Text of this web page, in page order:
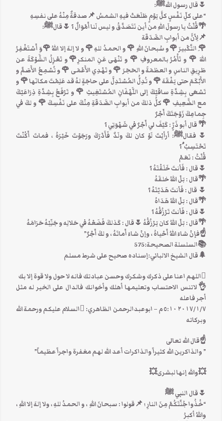
🌷قال رسول اللهﷺ:
“على كلِّ نَفْسٍ كلَّ يَوْمٍ طَلَعَتْ فيهِ الشمسُ 📌صدقةٌ مِنْهُ على نفسِهِ
🌴قُلْتُ يا رسولَ اللهِ من أين نَتَصَدَّقُ و ليس لَنا أَمْوَالٌ ؟ 🌷قالﷺ:
📌لِأنَّ من أبوابِ الصَّدَقَة
🌹ِ التَّكْبيرَ 🌹و سُبحانَ اللهِ 🌹 و الحمدُ للهِ 🌹 و لا إلهَ إلا اللهُ 🌹وَ أَسْتَغْفِرُ
اللهَ 🌹 و تَأْمُرُ بالمعروفِ 🌹 و تَنْهَى عَنِ المنكرِ🌹و تَعْزِلُ الشَّوْكَةَ عن
طَرِيقِ الناسِ و العظمَةَ و الحَجَرَ 🌹 و تَهْدِي الأَعْمَى 🌹 و تُسْمِعُ الأَصَمَّ و
الأَبْكَمَ حتى يَفْقَهَ 🌹 و تُدِلُّ المُسْتَدِلَّ على حاجَةٍ لهُ قد عَلِمْتَ مكانَها 🌹 و
تَسْعَى بِشِدَّةِ ساقَيْكَ إلى اللَّهْفَانِ المُسْتَغِيثِ 🌹 و تَرْفَعُ بِشِدَّةِ ذِرَاعَيْكَ
مع الضَّعِيفِ 🌹 كلُّ ذلكَ من أبوابِ الصَّدَقَةِ مِنْكَ على نَفْسِكَ 🌹 و لكَ في
جِماعِكَ زَوْجَتَكَ أَجْرٌ
🌴 قال أبو ذَرٍّ : كَيْفَ لي أَجْرٌ في شَهْوَتِي ؟
🌷فقالﷺ: أرأيْتَ لَوْ كان لكَ ولَدٌ فَأَدْرَكَ ورَجَوْتَ خَيْرَهُ ، فماتَ أَكُنْتَ
تَحْتَسِبُ ُ؟
قُلْتُ : نَعَمْ
🌷قال : فَأنتَ خَلَقْتَهُ ؟
🌴قال : بَلْ اللهُ خلقَهُ
🌷 قال : فَأنتَ هَدَيْتَهُ ؟
🌴قال : بَلْ اللهُ هَدَاهُ
🌷قال : فَأنتَ تَرْزُقُهُ ؟
🌴قال : بَلْ اللهُ كان يَرْزُقُهُ 🌷قال : كَذلكَ فَضَعْهُ في حَلالِه و جَنِّبْهُ حَرَامَهُ
☝فإنْ شاءَ اللهُ أَحْياهُ ، وإنْ شاءَ أَماتَهُ ، و لكَ أَجْرٌ”
📚السلسلة الصحيحة:575
🌲قال الشيخ الالباني:إسناده صحيح على شرط مسلم
اللهم اعنا على ذكرك وشكرك وحسن عبادتك فانه لا حول ولا قوة إلا بك
👌لاتنس الاحتساب وتعليمها أهلك وأخوانك فالدال على الخير له مثل
أجر فاعله
٧‏/١‏/٢٠١٧ ٥:١٠ م – ابوعبدالرحمن الظاهري: السلام عليكم ورحمة الله
وبركاته
☝قال الله تعالى
” والذاكرين الله كثيراً والذاكرات أعد الله لهم مغفرة واجراً عظيماً”
💥والله إنها لبشرى💥
🌷قال النبي ﷺ
“خُذُوا جُنَّتَكُمْ مِنَ النارِ ؛ 📌قولوا : سبحانَ اللهِ ، و الحمدُ للهِ ، ولا إلهَ إلا اللهِ ،
واللهُ أكبرُ